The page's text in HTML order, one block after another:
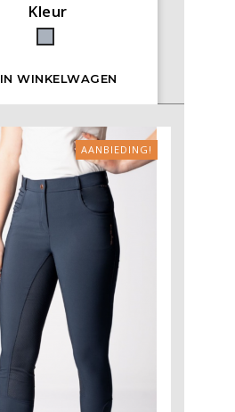
Kleur
Grijs
IN WINKELWAGEN
AANBIEDING!